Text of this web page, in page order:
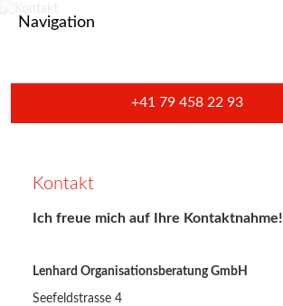
Navigation
+41 79 458 22 93
Kontakt
Ich freue mich auf Ihre Kontaktnahme!
Lenhard Organisationsberatung GmbH
Seefeldstrasse 4